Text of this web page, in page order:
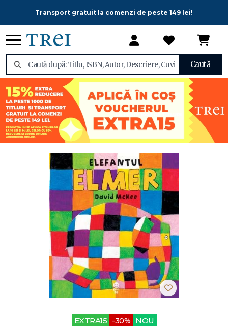
Transport gratuit la comenzi de peste 149 lei!
Caută
EXTRA15 -30% NOU